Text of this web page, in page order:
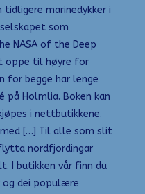
tidligere marinedykker i
som
NASA of the Deep
oppe til høyre for
for begge har lenge
Holmlia. Boken kan
i nettbutikkene.
med […] Til alle som slit
nordfjordingar
I butikken vår finn du
dei populære